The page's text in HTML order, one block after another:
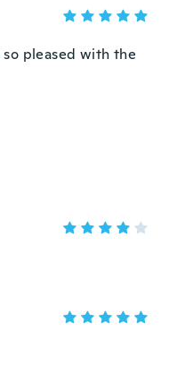
pleased with the